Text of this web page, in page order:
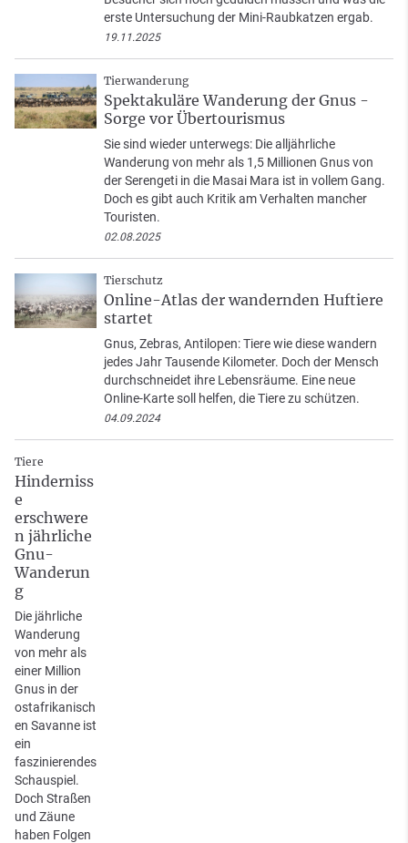
erste Untersuchung der Mini-Raubkatzen ergab.
19.11.2025
Tierwanderung
Spektakuläre Wanderung der Gnus -
Sorge vor Übertourismus
Sie sind wieder unterwegs: Die alljährliche
Wanderung von mehr als 1,5 Millionen Gnus von
der Serengeti in die Masai Mara ist in vollem Gang.
Doch es gibt auch Kritik am Verhalten mancher
Touristen.
02.08.2025
Tierschutz
Online-Atlas der wandernden Huftiere
startet
Gnus, Zebras, Antilopen: Tiere wie diese wandern
jedes Jahr Tausende Kilometer. Doch der Mensch
durchschneidet ihre Lebensräume. Eine neue
Online-Karte soll helfen, die Tiere zu schützen.
04.09.2024
Tiere
Hinderniss
e
erschwere
n jährliche
Gnu-
Wanderun
g
Die jährliche
Wanderung
von mehr als
einer Million
Gnus in der
ostafrikanisch
en Savanne ist
ein
faszinierendes
Schauspiel.
Doch Straßen
und Zäune
haben Folgen